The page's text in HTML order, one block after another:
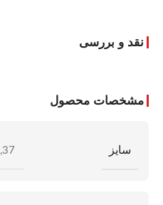
نقد و بررسی
مشخصات محصول
سایز 37
,